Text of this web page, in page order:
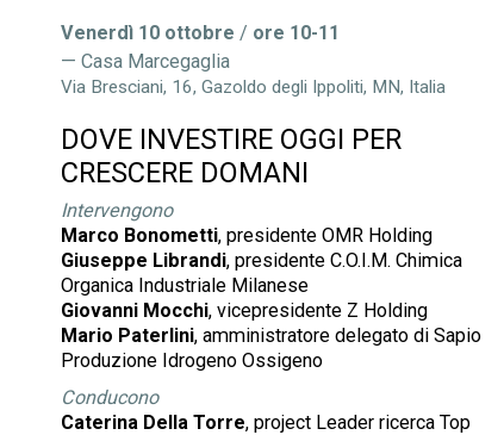
Venerdì 10 ottobre / ore 10-11
Casa Marcegaglia
Via Bresciani, 16, Gazoldo degli Ippoliti, MN, Italia
DOVE INVESTIRE OGGI PER
CRESCERE DOMANI
Intervengono
Marco Bonometti, presidente OMR Holding
Giuseppe Librandi, presidente C.O.I.M. Chimica
Organica Industriale Milanese
Giovanni Mocchi, vicepresidente Z Holding
Mario Paterlini, amministratore delegato di Sapio
Produzione Idrogeno Ossigeno
Conducono
Caterina Della Torre, project Leader ricerca Top